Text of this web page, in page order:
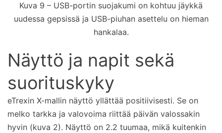
Kuva 9 – USB-portin suojakumi on kohtuu jäykkä
uudessa gepsissä ja USB-piuhan asettelu on hieman
hankalaa.
Näyttö ja napit sekä
suorituskyky
eTrexin X-mallin näyttö yllättää positiivisesti. Se on
melko tarkka ja valovoima riittää päivän valossakin
hyvin (kuva 2). Näyttö on 2.2 tuumaa, mikä kuitenkin